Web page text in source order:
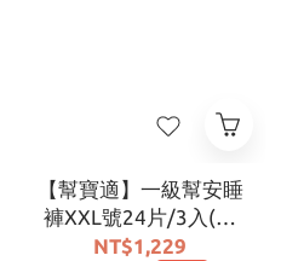
【幫寶適】一級幫安睡
褲XXL號24片/3入(箱
裝)
NT$1,229